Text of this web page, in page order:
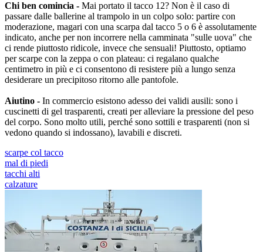
Chi ben comincia - Mai portato il tacco 12? Non è il caso di
passare dalle ballerine al trampolo in un colpo solo: partire con
moderazione, magari con una scarpa dal tacco 5 o 6 è assolutamente
indicato, anche per non incorrere nella camminata "sulle uova" che
ci rende piuttosto ridicole, invece che sensuali! Piuttosto, optiamo
per scarpe con la zeppa o con plateau: ci regalano qualche
centimetro in più e ci consentono di resistere più a lungo senza
desiderare un precipitoso ritorno alle pantofole.
Aiutino - In commercio esistono adesso dei validi ausili: sono i
cuscinetti di gel trasparenti, creati per alleviare la pressione del peso
del corpo. Sono molto utili, perché sono sottili e trasparenti (non si
vedono quando si indossano), lavabili e discreti.
scarpe col tacco
mal di piedi
tacchi alti
calzature